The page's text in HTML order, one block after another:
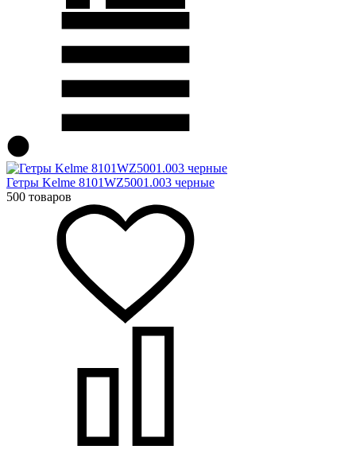
Гетры Kelme 8101WZ5001.003 черные
500 товаров